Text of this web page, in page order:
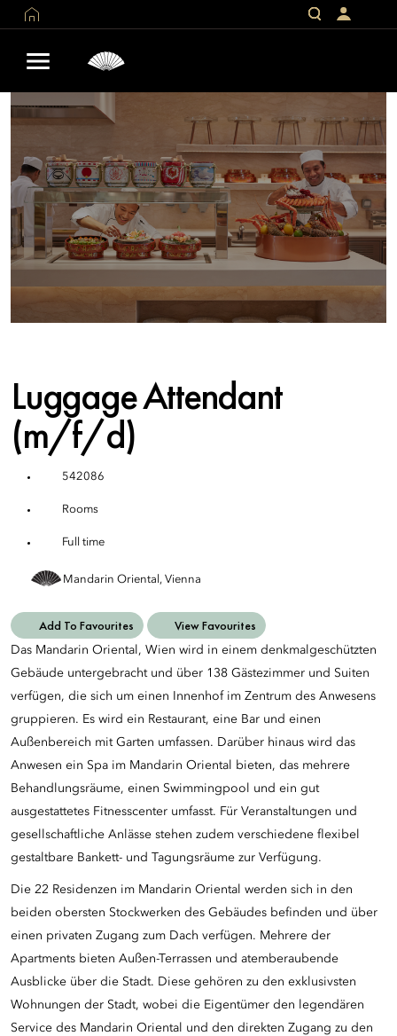
Luggage Attendant
(m/f/d)
542086
Rooms
Full time
Mandarin Oriental, Vienna
Add To Favourites View Favourites
Das Mandarin Oriental, Wien wird in einem denkmalgeschützten
Gebäude untergebracht und über 138 Gästezimmer und Suiten
verfügen, die sich um einen Innenhof im Zentrum des Anwesens
gruppieren. Es wird ein Restaurant, eine Bar und einen
Außenbereich mit Garten umfassen. Darüber hinaus wird das
Anwesen ein Spa im Mandarin Oriental bieten, das mehrere
Behandlungsräume, einen Swimmingpool und ein gut
ausgestattetes Fitnesscenter umfasst. Für Veranstaltungen und
gesellschaftliche Anlässe stehen zudem verschiedene flexibel
gestaltbare Bankett- und Tagungsräume zur Verfügung.
Die 22 Residenzen im Mandarin Oriental werden sich in den
beiden obersten Stockwerken des Gebäudes befinden und über
einen privaten Zugang zum Dach verfügen. Mehrere der
Apartments bieten Außen-Terrassen und atemberaubende
Ausblicke über die Stadt. Diese gehören zu den exklusivsten
Wohnungen der Stadt, wobei die Eigentümer den legendären
Service des Mandarin Oriental und den direkten Zugang zu den